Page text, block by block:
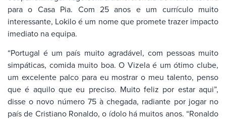
para o Casa Pia. Com 25 anos e um currículo muito
interessante, Lokilo é um nome que promete trazer impacto
imediato na equipa.
“Portugal é um país muito agradável, com pessoas muito
simpáticas, comida muito boa. O Vizela é um ótimo clube,
um excelente palco para eu mostrar o meu talento, penso
que é aquilo que eu preciso. Muito feliz por estar aqui”,
disse o novo número 75 à chegada, radiante por jogar no
país de Cristiano Ronaldo, o ídolo há muitos anos. “Ronaldo